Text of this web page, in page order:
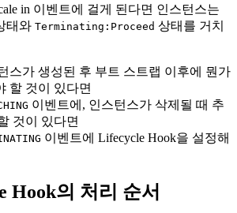
in 이벤트에 걸게 된다면 인스턴스는
태와 Terminating:Proceed 상태를 거치
스가 생성된 후 부트 스트랩 이후에 뭔가
할 것이 있다면
이벤트에, 인스턴스가 삭제될 때 추
것이 있다면
이벤트에 Lifecycle Hook을 설정해
Hook의 처리 순서